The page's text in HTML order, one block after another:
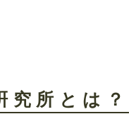
究所とは？